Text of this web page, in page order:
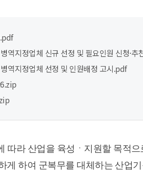
역지정업체 신규 선정 및 필요인원 신청·추
역지정업체 선정 및 인원배정 고시.pdf
따라 산업을 육성ㆍ지원할 목적
게 하여 군복무를 대체하는 산업